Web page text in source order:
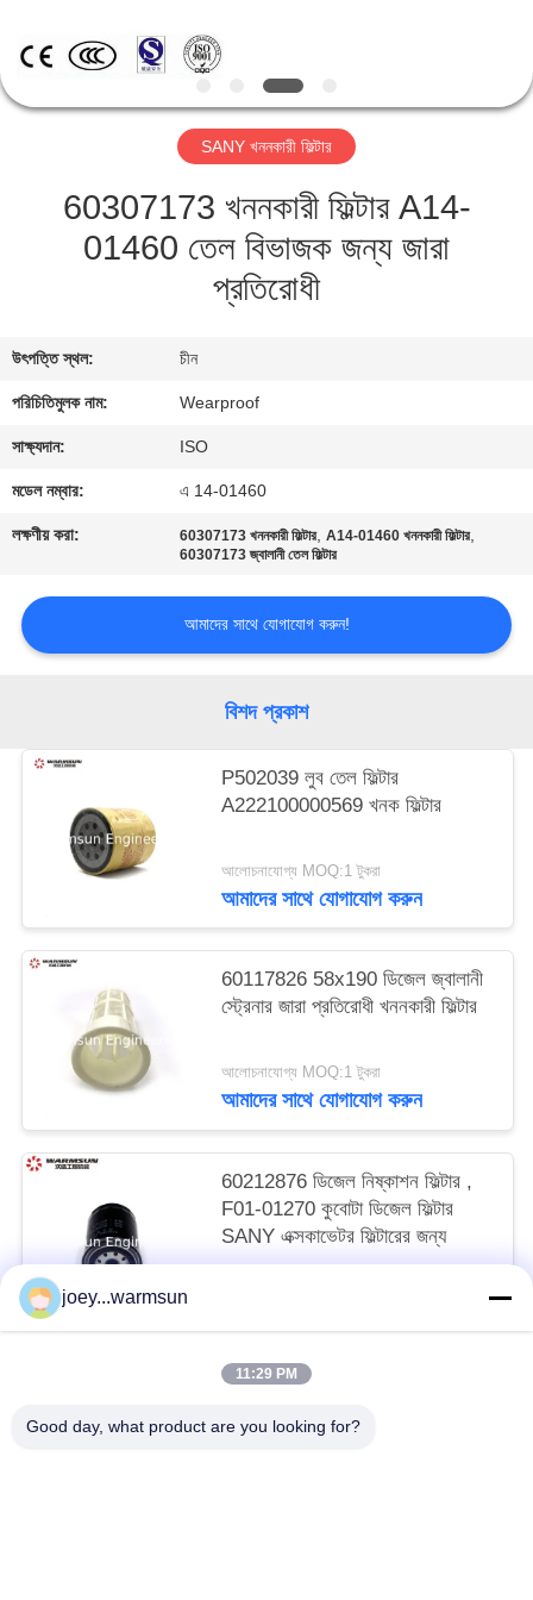
যোগাযোগ
উদ্ধৃতির
সাইট
ম্যাপ
PRIVACY
POLICY
SANY খননকারী ফিল্টার
60307173 খননকারী ফিল্টার A14-
01460 তেল বিভাজক জন্য জারা
প্রতিরোধী
উৎপত্তি স্থল: চীন
পরিচিতিমুলক নাম: Wearproof
সাক্ষ্যদান: ISO
মডেল নম্বার: এ 14-01460
লক্ষণীয় করা: 60307173 খননকারী ফিল্টার,A14-01460 খননকারী ফিল্টার,
60307173 জ্বালানী তেল ফিল্টার
আমাদের সাথে যোগাযোগ করুন!
বিশদ প্রকাশ
P502039 লুব তেল ফিল্টার
A222100000569 খনক ফিল্টার
আলোচনাযোগ্য MOQ:1 টুকরা
আমাদের সাথে যোগাযোগ করুন
60117826 58x190 ডিজেল জ্বালানী
স্ট্রেনার জারা প্রতিরোধী খননকারী ফিল্টার
আলোচনাযোগ্য MOQ:1 টুকরা
আমাদের সাথে যোগাযোগ করুন
60212876 ডিজেল নিষ্কাশন ফিল্টার ,
F01-01270 কুবোটা ডিজেল ফিল্টার
SANY এক্সকাভেটর ফিল্টারের জন্য
joey...warmsun
11:29 PM
Good day, what product are you looking for?